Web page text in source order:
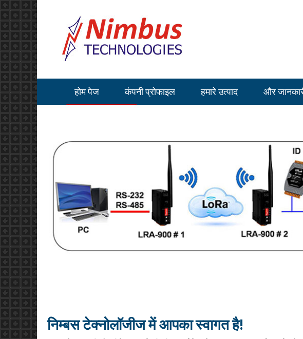
होम पेज कंपनी प्रोफाइल हमारे उत्पाद और
निम्बस टेक्नोलॉजीज में आपका स्वागत है!